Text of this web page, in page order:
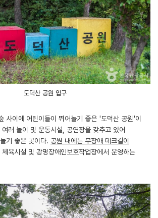
도덕산 공원 입구
사이에 어린이들이 뛰어놀기 좋은 '도덕산 공원'이
러 놀이 및 운동시설, 공연장을 갖추고 있어
기 좋은 곳이다. 공원 내에는 무장애 데크길이
육시설 및 광명장애인보호작업장에서 운영하는